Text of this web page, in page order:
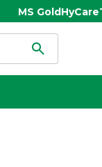
MS GoldHyCare